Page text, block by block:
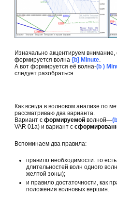
Изначально акцентируем внимание,
формируется волна-[b] Minute
А вот формируется её волна-(b )
следует разобраться.
Как всегда в волновом анализе по
рассматриваю два варианта.
Вариант с формируемой волной—
VAR 01a) и вариант с
Вспоминаем два правила:
правило необходимости: то
длительностей волн одного
желтой зоны);
и правило достаточности, как
положения волновых вершин.